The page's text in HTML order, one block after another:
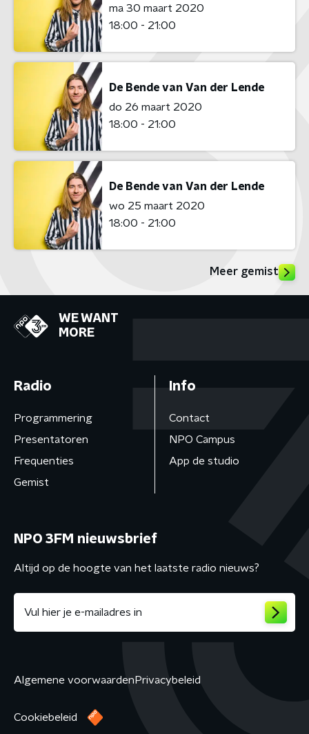
ma 30 maart 2020
18:00 - 21:00
De Bende van Van der Lende
do 26 maart 2020
18:00 - 21:00
De Bende van Van der Lende
wo 25 maart 2020
18:00 - 21:00
Meer gemist
WE WANT
MORE
Radio
Programmering
Presentatoren
Frequenties
Gemist
Info
Contact
NPO Campus
App de studio
NPO 3FM nieuwsbrief
Altijd op de hoogte van het laatste radio nieuws?
Algemene voorwaarden Privacybeleid
Cookiebeleid